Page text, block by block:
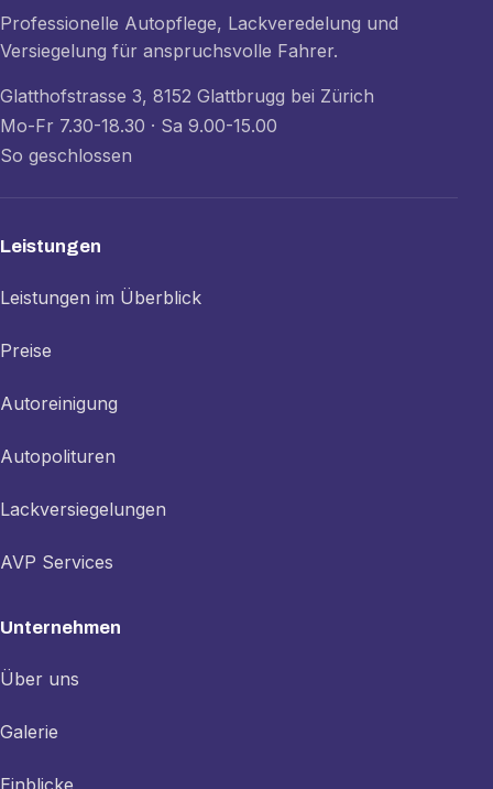
Professionelle Autopflege, Lackveredelung und
Versiegelung für anspruchsvolle Fahrer.
Glatthofstrasse 3, 8152 Glattbrugg bei Zürich
Mo-Fr 7.30-18.30 · Sa 9.00-15.00
So geschlossen
Leistungen
Leistungen im Überblick
Preise
Autoreinigung
Autopolituren
Lackversiegelungen
AVP Services
Unternehmen
Über uns
Galerie
Einblicke